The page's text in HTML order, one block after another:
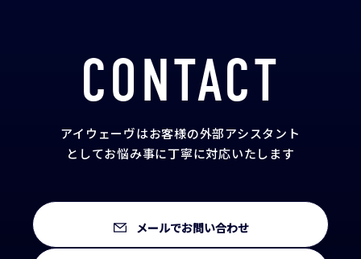
CONTACT
アイウェーヴはお客様の外部アシスタント
としてお悩み事に丁寧に対応いたします
メールでお問い合わせ